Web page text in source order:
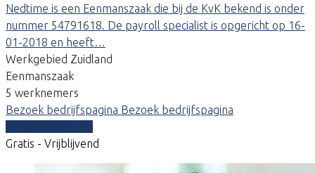
Nedtime is een Eenmanszaak die bij de KvK bekend is onder
nummer 54791618. De payroll specialist is opgericht op 16-
01-2018 en heeft…
Werkgebied Zuidland
Eenmanszaak
5 werknemers
Bezoek bedrijfspagina Bezoek bedrijfspagina
Gratis - Vrijblijvend